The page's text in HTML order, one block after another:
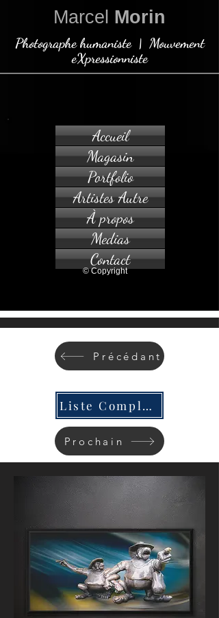
Marcel Morin
Photographe humaniste | Mouvement
eXpressionniste
Accueil
Magasin
Portfolio
Artistes Autre
À propos
Medias
Contact
© Copyright
Précédant
Liste Complète
Prochain